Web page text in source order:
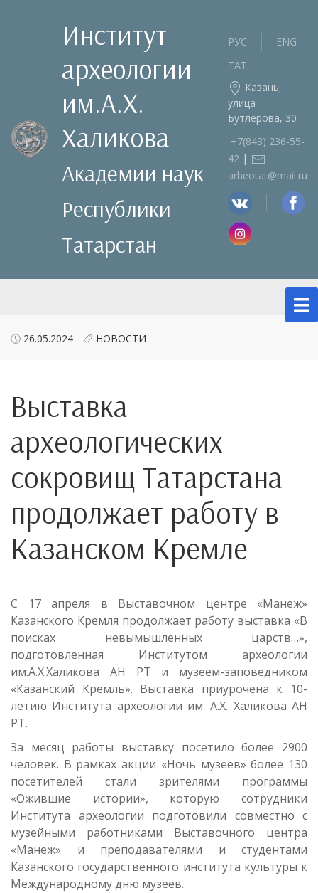
Институт
археологии
им.А.Х.
Халикова
Академии наук
Республики
Татарстан
РУС
ENG
ТАТ
Казань,
улица
Бутлерова, 30
+7(843) 236‑55-
42 |
arheotat@mail.ru
26.05.2024 НОВОСТИ
Выставка
археологических
сокровищ Татарстана
продолжает работу в
Казанском Кремле
С 17 апреля в Выставочном центре «Манеж»
Казанского Кремля продолжает работу выставка «В
поисках невымышленных царств…»,
подготовленная Институтом археологии
им.А.Х.Халикова АН РТ и музеем-заповедником
«Казанский Кремль». Выставка приурочена к 10-
летию Института археологии им. А.Х. Халикова АН
РТ.
За месяц работы выставку посетило более 2900
человек. В рамках акции «Ночь музеев» более 130
посетителей стали зрителями программы
«Ожившие истории», которую сотрудники
Института археологии подготовили совместно с
музейными работниками Выставочного центра
«Манеж» и преподавателями и студентами
Казанского государственного института культуры к
Международному дню музеев.